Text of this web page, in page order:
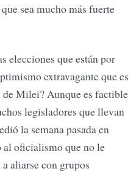
sea mucho más fuerte
elecciones que están por
extravagante que es
de Milei? Aunque es factible
legisladores que llevan
la semana pasada en
al oficialismo que no le
aliarse con grupos